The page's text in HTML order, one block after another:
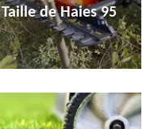
Taille de Haies 95